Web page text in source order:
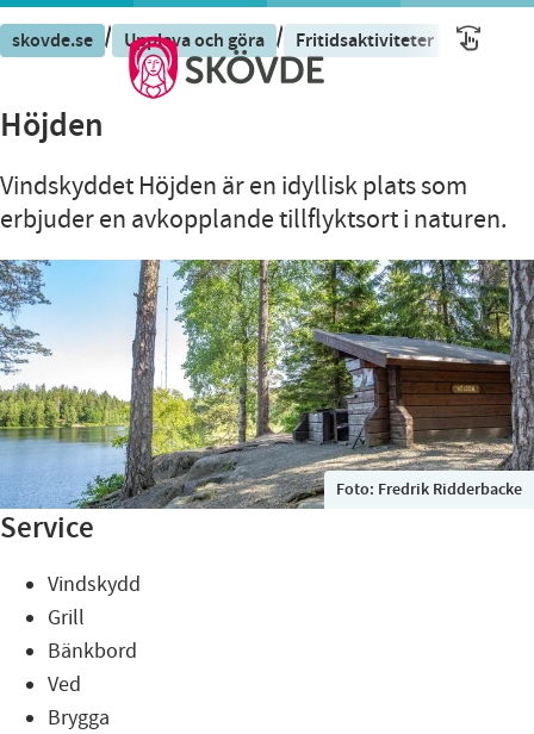
skovde.se / Uppleva och göra / Fritidsaktiviteter Höjden
Höjden
Vindskyddet Höjden är en idyllisk plats som
erbjuder en avkopplande tillflyktsort i naturen.
Foto: Fredrik Ridderbacke
Service
Vindskydd
Grill
Bänkbord
Ved
Brygga